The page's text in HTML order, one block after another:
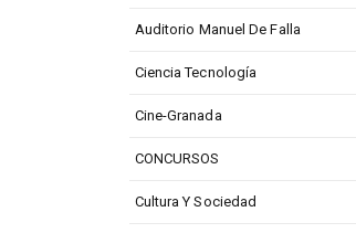
Auditorio Manuel De Falla
Ciencia Tecnología
Cine-Granada
CONCURSOS
Cultura Y Sociedad